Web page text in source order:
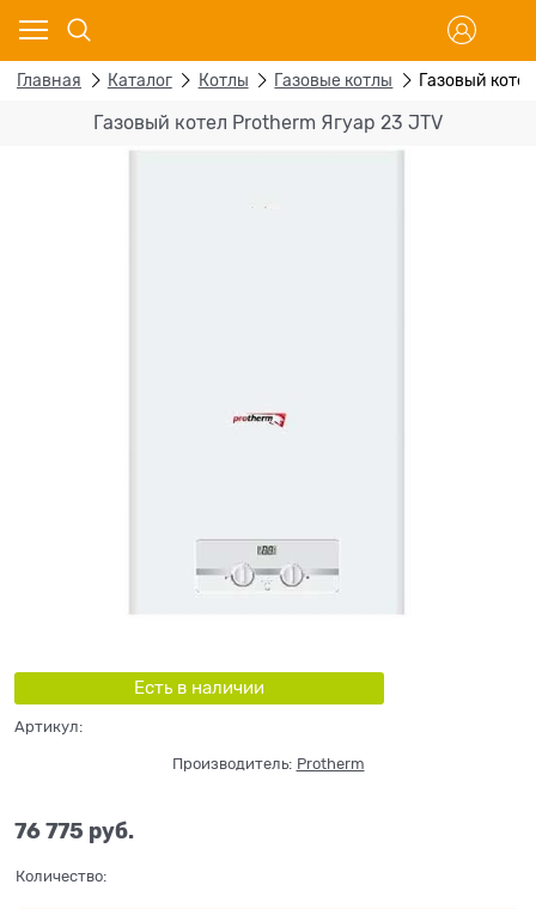
Главная Каталог Котлы Газовые котлы Газовый
Газовый котел Protherm Ягуар 23 JTV
Есть в наличии
Артикул:
Производитель: Protherm
76 775 руб.
Количество: